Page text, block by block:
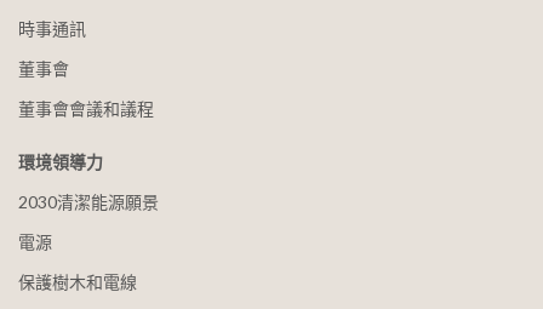
時事通訊
董事會
董事會會議和議程
環境領導力
2030清潔能源願景
電源
保護樹木和電線